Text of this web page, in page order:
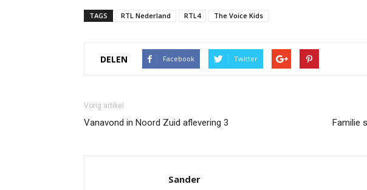
TAGS RTL Nederland RTL4 The Voice Kids
DELEN Facebook Twitter
Vorig artikel
Vanavond in Noord Zuid aflevering 3 Familie
Sander